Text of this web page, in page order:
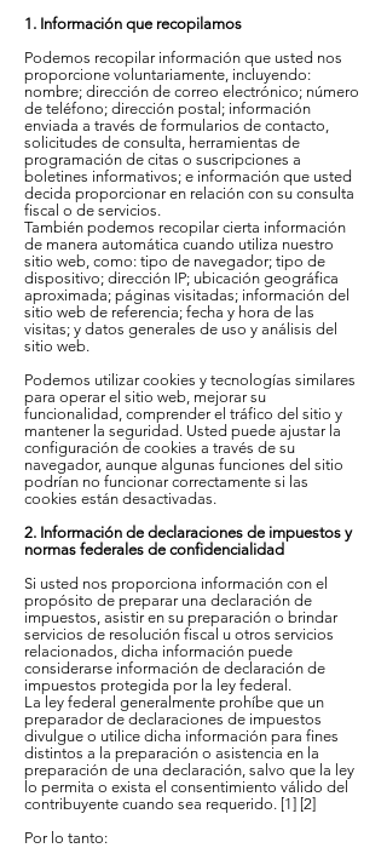
1. Información que recopilamos
Podemos recopilar información que usted nos
proporcione voluntariamente, incluyendo:
nombre; dirección de correo electrónico; número
de teléfono; dirección postal; información
enviada a través de formularios de contacto,
solicitudes de consulta, herramientas de
programación de citas o suscripciones a
boletines informativos; e información que usted
decida proporcionar en relación con su consulta
fiscal o de servicios.
También podemos recopilar cierta información
de manera automática cuando utiliza nuestro
sitio web, como: tipo de navegador; tipo de
dispositivo; dirección IP; ubicación geográfica
aproximada; páginas visitadas; información del
sitio web de referencia; fecha y hora de las
visitas; y datos generales de uso y análisis del
sitio web.
Podemos utilizar cookies y tecnologías similares
para operar el sitio web, mejorar su
funcionalidad, comprender el tráfico del sitio y
mantener la seguridad. Usted puede ajustar la
configuración de cookies a través de su
navegador, aunque algunas funciones del sitio
podrían no funcionar correctamente si las
cookies están desactivadas.
2. Información de declaraciones de impuestos y
normas federales de confidencialidad
Si usted nos proporciona información con el
propósito de preparar una declaración de
impuestos, asistir en su preparación o brindar
servicios de resolución fiscal u otros servicios
relacionados, dicha información puede
considerarse información de declaración de
impuestos protegida por la ley federal.
La ley federal generalmente prohíbe que un
preparador de declaraciones de impuestos
divulgue o utilice dicha información para fines
distintos a la preparación o asistencia en la
preparación de una declaración, salvo que la ley
lo permita o exista el consentimiento válido del
contribuyente cuando sea requerido. [1] [2]
Por lo tanto: